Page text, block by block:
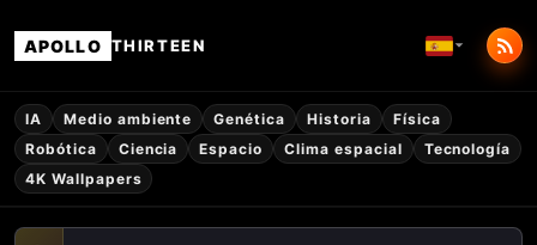
APOLLO THIRTEEN
IA Medio ambiente Genética Historia
Física
Robótica
Ciencia Espacio Clima espacial
Tecnología
4K Wallpapers